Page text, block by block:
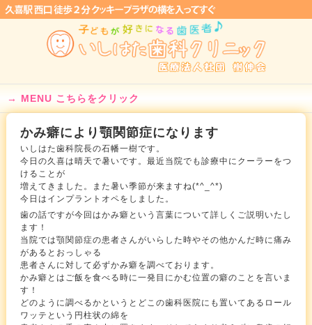
MENU こちらをクリック
かみ癖により顎関節症になります
いしはた歯科院長の石幡一樹です。
今日の久喜は晴天で暑いです。最近当院でも診療中にクーラーをつ
けることが
増えてきました。また暑い季節が来ますね(*^_^*)
今日はインプラントオペをしました。
歯の話ですが今回はかみ癖という言葉について詳しくご説明いたし
ます！
当院では顎関節症の患者さんがいらした時やその他かんだ時に痛み
があるとおっしゃる
患者さんに対して必ずかみ癖を調べております。
かみ癖とはご飯を食べる時に一発目にかむ位置の癖のことを言いま
す！
どのように調べるかというとどこの歯科医院にも置いてあるロール
ワッテという円柱状の綿を